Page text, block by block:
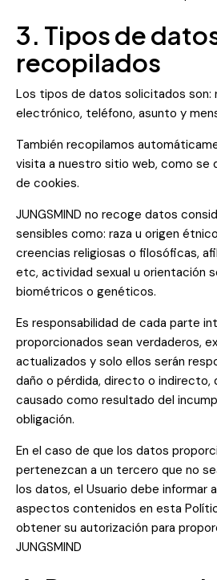
3. Tipos de
recopilados
Los tipos de datos solicitados son:
electrónico, teléfono, asunto y
También recopilamos
visita a nuestro sitio web, como se
de cookies.
JUNGSMIND no recoge datos
sensibles como: raza u origen
creencias religiosas o filosóficas,
etc, actividad sexual u orientación
biométricos o genéticos.
Es responsabilidad de cada parte
proporcionados sean verdaderos,
actualizados y solo ellos serán
daño o pérdida, directo o indirecto,
causado como resultado del
obligación.
En el caso de que los datos
pertenezcan a un tercero que no
los datos, el Usuario debe informar
aspectos contenidos en esta
obtener su autorización para
JUNGSMIND